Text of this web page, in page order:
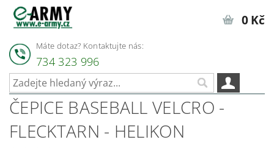
Máte dotaz? Kontaktujte nás:
734 323 996
0 Kč
ČEPICE BASEBALL VELCRO -
FLECKTARN - HELIKON